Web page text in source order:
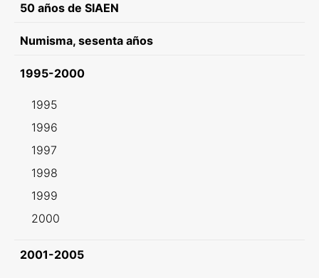
50 años de SIAEN
Numisma, sesenta años
1995-2000
1995
1996
1997
1998
1999
2000
2001-2005